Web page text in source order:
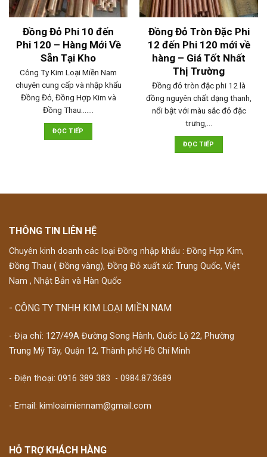
Đồng Đỏ Phi 10 đến
Phi 120 – Hàng Mới Về
Sẵn Tại Kho
Công Ty Kim Loại Miền Nam
chuyên cung cấp và nhập khẩu
Đồng Đỏ, Đồng Hợp Kim và
Đồng Thau....…
ĐỌC TIẾP
Đồng Đỏ Tròn Đặc Phi
12 đến Phi 120 mới về
hàng – Giá Tốt Nhất
Thị Trường
Đồng đỏ tròn đặc phi 12 là
đồng nguyên chất dạng thanh,
nổi bật với màu sắc đỏ đặc
trưng,…
ĐỌC TIẾP
THÔNG TIN LIÊN HỆ
Chuyên kinh doanh các loại Đồng nhập khẩu : Đồng Hợp Kim,
Đồng Thau ( Đồng vàng), Đồng Đỏ xuất xứ: Trung Quốc, Việt
Nam , Nhật Bản và Hàn Quốc
- CÔNG TY TNHH KIM LOẠI MIỀN NAM
- Địa chỉ: 127/49A Đường Song Hành, Quốc Lộ 22, Phường
Trung Mỹ Tây, Quận 12, Thành phố Hồ Chí Minh
- Điện thoại: 0916 389 383 - 0984.87.3689
- Email: kimloaimiennam@gmail.com
HỖ TRỢ KHÁCH HÀNG